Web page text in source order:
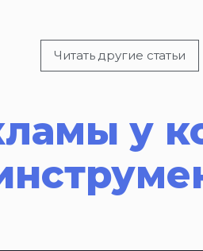
Читать другие статьи
у